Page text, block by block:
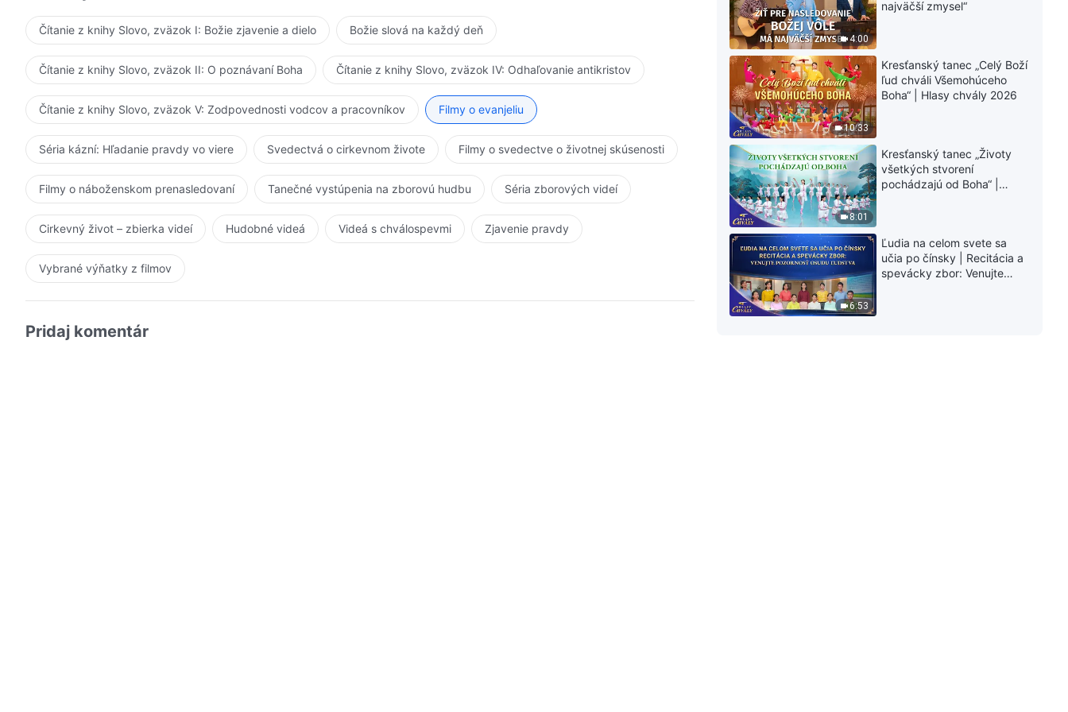
3:29
2:53
Upútavka k filmu o evanjeliu |
Poctivosť sa nikdy nevytratí
3:31
Upútavka k filmu o evanjeliu |
Tajomstvo zbožnosti:
pokračovanie
2:17
Upútavka k filmu o evanjeliu |
Stretnutie s Pánom počas
katakliziem (1. diel)
Čítanie z knihy Slovo, zväzok I: Božie zjavenie a dielo Božie slová na každý deň
Čítanie z knihy Slovo, zväzok II: O poznávaní Boha Čítanie z knihy Slovo, zväzok IV: Odhaľovanie antikristov
Čítanie z knihy Slovo, zväzok V: Zodpovednosti vodcov a pracovníkov Filmy o evanjeliu
Séria kázní: Hľadanie pravdy vo viere Svedectvá o cirkevnom živote Filmy o svedectve o životnej skúsenosti
Filmy o náboženskom prenasledovaní Tanečné vystúpenia na zborovú hudbu Séria zborových videí
Cirkevný život – zbierka videí Hudobné videá Videá s chválospevmi Zjavenie pravdy
Vybrané výňatky z filmov
Pridaj komentár
4:00
najväčší zmysel“
10:33
Kresťanský tanec „Celý Boží
ľud chváli Všemohúceho
Boha“ | Hlasy chvály 2026
8:01
Kresťanský tanec „Životy
všetkých stvorení
pochádzajú od Boha“ |
6:53
Ľudia na celom svete sa
učia po čínsky | Recitácia a
spevácky zbor: Venujte